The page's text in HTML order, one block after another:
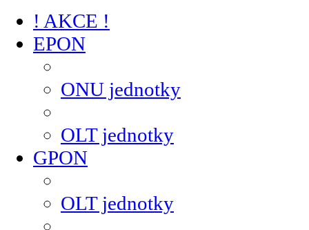
! AKCE !
EPON
ONU jednotky
OLT jednotky
GPON
OLT jednotky